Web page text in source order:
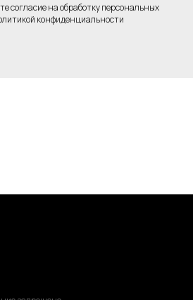
согласие на обработку персональных
конфиденциальности